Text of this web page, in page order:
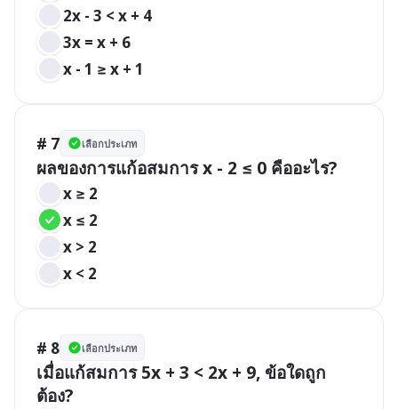
2x - 3 < x + 4
3x = x + 6
x - 1 ≥ x + 1
# 7 เลือกประเภท
ผลของการแก้อสมการ x - 2 ≤ 0 คืออะไร?
x ≥ 2
x ≤ 2
x > 2
x < 2
# 8 เลือกประเภท
เมื่อแก้สมการ 5x + 3 < 2x + 9, ข้อใดถูก
ต้อง?